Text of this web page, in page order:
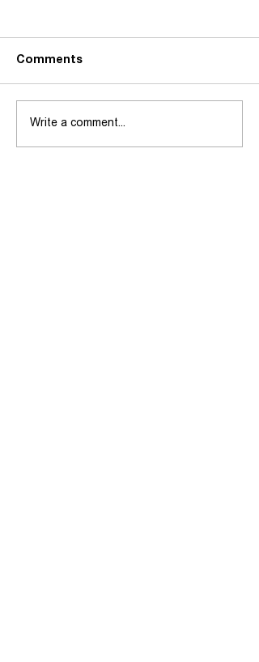
شاندی یەکێتی مامۆستایانی
کوردستان کۆمەڵێک کار و
Comments
Write a comment...